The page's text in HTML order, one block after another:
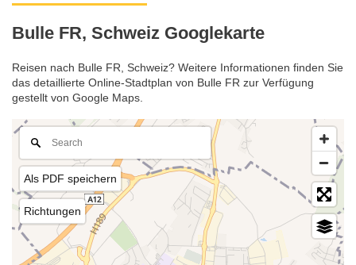
Bulle FR, Schweiz Googlekarte
Reisen nach Bulle FR, Schweiz? Weitere Informationen finden Sie
das detaillierte Online-Stadtplan von Bulle FR zur Verfügung
gestellt von Google Maps.
Als PDF speichern
Richtungen